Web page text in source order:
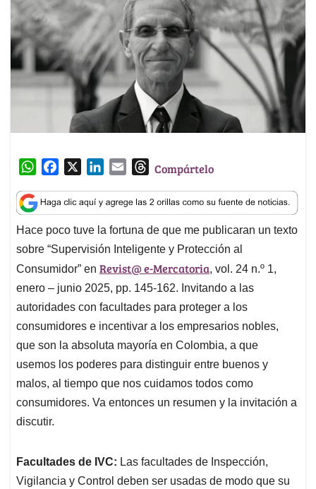
W
a
t
s
A
p
p
c
e
b
o
o
k
n
k
e
d
I
n
a
i
l
T
r
e
a
d
s
Compártelo
Hace poco tuve la fortuna de que me publicaran un texto
sobre “Supervisión Inteligente y Protección al
Consumidor” en Revist@ e-Mercatoria, vol. 24 n.º 1,
enero – junio 2025, pp. 145-162. Invitando a las
autoridades con facultades para proteger a los
consumidores e incentivar a los empresarios nobles,
que son la absoluta mayoría en Colombia, a que
usemos los poderes para distinguir entre buenos y
malos, al tiempo que nos cuidamos todos como
consumidores. Va entonces un resumen y la invitación a
discutir.
Facultades de IVC: Las facultades de Inspección,
Vigilancia y Control deben ser usadas de modo que su